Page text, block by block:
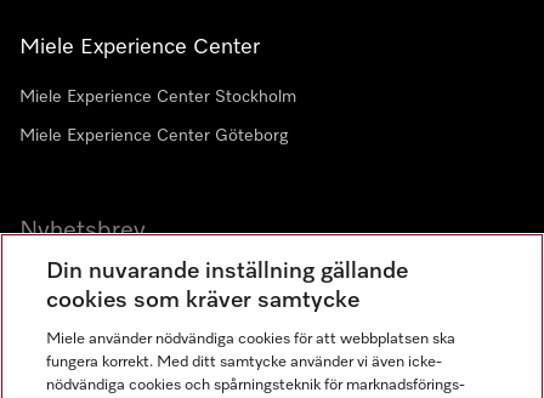
Miele Experience Center
Miele Experience Center Stockholm
Miele Experience Center Göteborg
Nyhetsbrev
Gå med i vår gemenskap
Din nuvarande inställning gällande
cookies som kräver samtycke
Miele använder nödvändiga cookies för att webbplatsen ska
fungera korrekt. Med ditt samtycke använder vi även icke-
nödvändiga cookies och spårningsteknik för marknadsförings-